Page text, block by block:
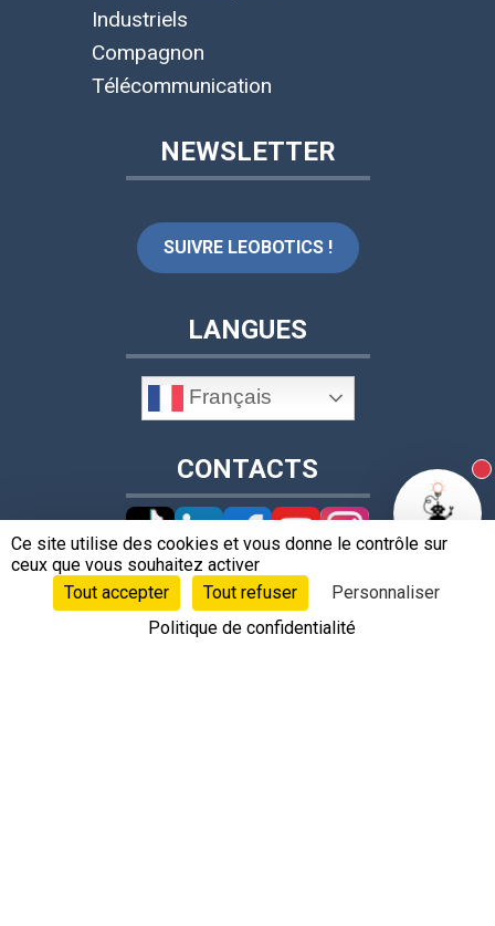
Industriels
Compagnon
Télécommunication
NEWSLETTER
SUIVRE LEOBOTICS !
LANGUES
Français
CONTACTS
+33 4 78 62 17 36
Ce site utilise des cookies et vous donne le contrôle sur
ceux que vous souhaitez activer
Tout accepter
Tout refuser
Personnaliser
Politique de confidentialité